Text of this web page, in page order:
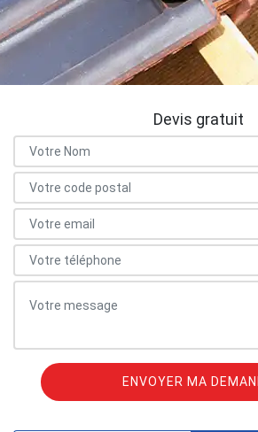
Devis gratuit